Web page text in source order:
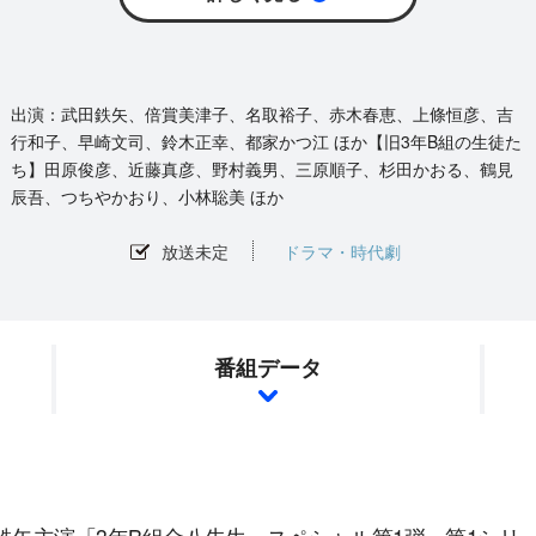
武田鉄矢、倍賞美津子、名取裕子、赤木春恵、上條恒彦、吉
行和子、早崎文司、鈴木正幸、都家かつ江 ほか【旧3年B組の生徒た
ち】田原俊彦、近藤真彦、野村義男、三原順子、杉田かおる、鶴見
辰吾、つちやかおり、小林聡美 ほか
放送未定 ドラマ・時代劇
番組データ